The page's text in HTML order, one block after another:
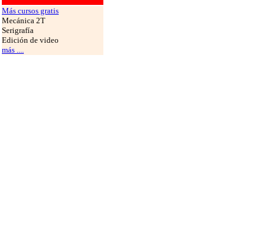
Más cursos gratis
Mecánica 2T
Serigrafía
Edición de video
más ....